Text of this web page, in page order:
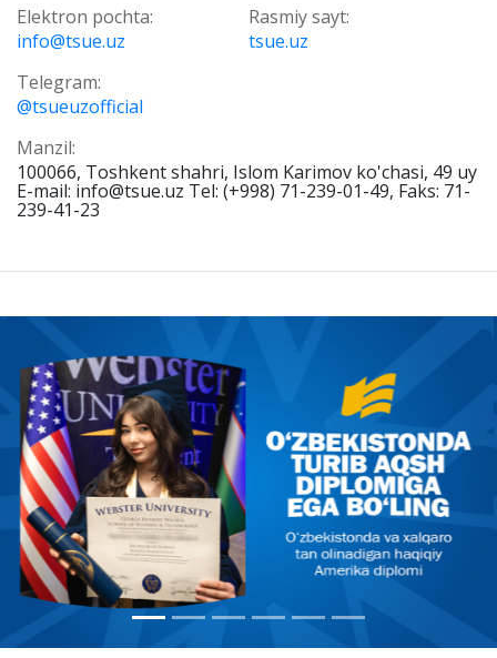
Elektron pochta:
info@tsue.uz
Rasmiy sayt:
tsue.uz
Telegram:
@tsueuzofficial
Manzil:
100066, Toshkent shahri, Islom Karimov ko'chasi, 49 uy
E-mail: info@tsue.uz Tel: (+998) 71-239-01-49, Faks: 71-
239-41-23